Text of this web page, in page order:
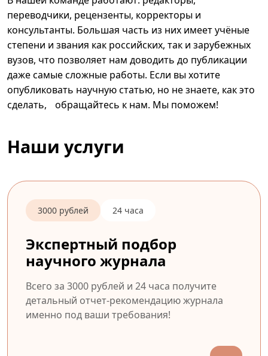
переводчики, рецензенты, корректоры и
консультанты. Большая часть из них имеет учёные
степени и звания как российских, так и зарубежных
вузов, что позволяет нам доводить до публикации
даже самые сложные работы. Если вы хотите
опубликовать научную статью, но не знаете, как это
сделать, обращайтесь к нам. Мы поможем!
Наши услуги
3000 рублей 24 часа
Экспертный подбор
научного журнала
Всего за 3000 рублей и 24 часа получите
детальный отчет-рекомендацию журнала
именно под ваши требования!